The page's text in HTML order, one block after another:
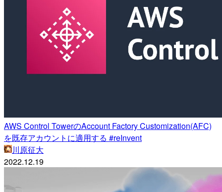
AWS Control TowerのAccount Factory Customization(AFC)
を既存アカウントに適用する #reInvent
川原征大
2022.12.19